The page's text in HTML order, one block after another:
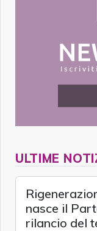
ULTIME
nasce il
rilancio del